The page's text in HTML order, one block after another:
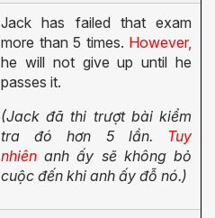
Jack has failed that exam
more than 5 times. However,
he will not give up until he
passes it.
(Jack đã thi trượt bài kiểm
tra đó hơn 5 lần. Tuy
nhiên anh ấy sẽ không bỏ
cuộc đến khi anh ấy đỗ nó.)